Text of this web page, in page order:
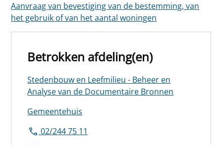
Aanvraag van bevestiging van de bestemming, van
het gebruik of van het aantal woningen
Betrokken afdeling(en)
Stedenbouw en Leefmilieu - Beheer en
Analyse van de Documentaire Bronnen
Gemeentehuis
02/244 75 11